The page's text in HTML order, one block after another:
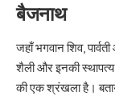
बैजनाथ
जहाँ भगवान शिव,
शैली और इनकी
की एक श्रंखला है।